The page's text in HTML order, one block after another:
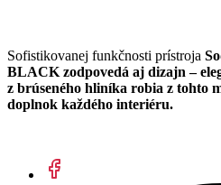
Sofistikovanej funkčnosti prístroja
BLACK zodpovedá aj dizajn –
z brúseného hliníka robia z tohto
doplnok každého interiéru.